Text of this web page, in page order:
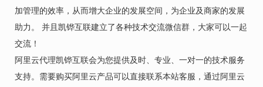
加管理的效率，从而增大企业的发展空间，为企业及商家的发展
助力。 并且凯铧互联建立了各种技术交流微信群，大家可以一起
交流！
阿里云代理凯铧互联会为您提供及时、专业、一对一的技术服务
支持。需要购买阿里云产品可以直接联系本站客服，通过阿里云